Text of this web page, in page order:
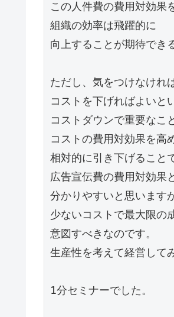
この人件費の費用対効果
組織の効率は飛躍的に
向上することが期待でき
ただし、気をつけなけれ
コストを下げればよいと
コストダウンで重要なこ
コストの費用対効果を高
相対的に引き下げること
広告宣伝費の費用対効果
分かりやすいと思いますが
少ないコストで最大限の
意図すべきなのです。
生産性を考えて経営して
1分セミナーでした。